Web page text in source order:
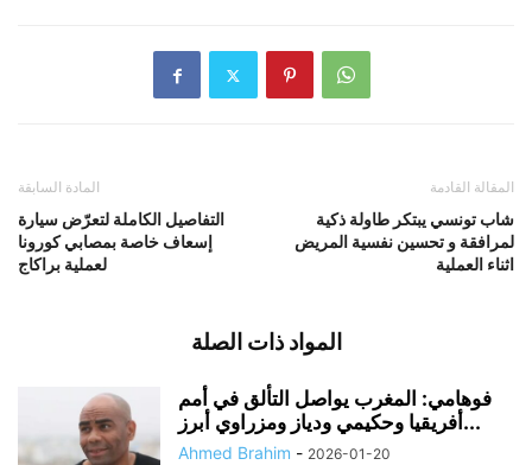
المادة السابقة
التفاصيل الكاملة لتعرّض سيارة
إسعاف خاصة بمصابي كورونا
لعملية براكاج
المقالة القادمة
شاب تونسي يبتكر طاولة ذكية
لمرافقة و تحسين نفسية المريض
اثناء العملية
المواد ذات الصلة
فوهامي: المغرب يواصل التألق في أمم
أفريقيا وحكيمي ودياز ومزراوي أبرز...
Ahmed Brahim - 2026-01-20